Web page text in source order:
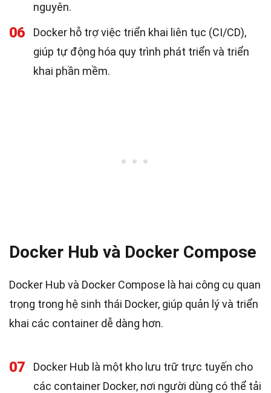
nguyên.
06
Docker hỗ trợ việc triển khai liên tục (CI/CD),
giúp tự động hóa quy trình phát triển và triển
khai phần mềm.
Docker Hub và Docker Compose
Docker Hub và Docker Compose là hai công cụ quan
trọng trong hệ sinh thái Docker, giúp quản lý và triển
khai các container dễ dàng hơn.
07
Docker Hub là một kho lưu trữ trực tuyến cho
các container Docker, nơi người dùng có thể tải